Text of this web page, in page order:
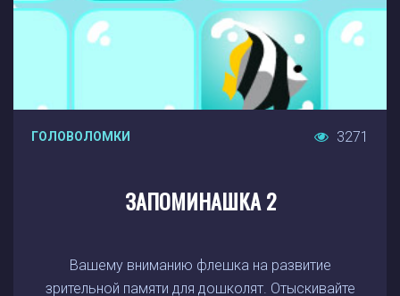
ГОЛОВОЛОМКИ 3271
ЗАПОМИНАШКА 2
Вашему вниманию флешка на развитие
зрительной памяти для дошколят. Отыскивайте